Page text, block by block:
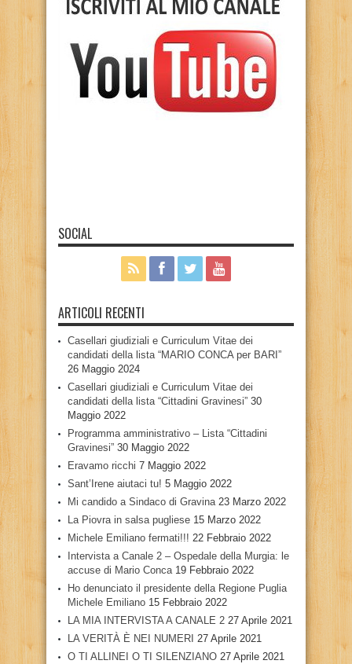
SOCIAL
ARTICOLI RECENTI
Casellari giudiziali e Curriculum Vitae dei
candidati della lista “MARIO CONCA per BARI”
26 Maggio 2024
Casellari giudiziali e Curriculum Vitae dei
candidati della lista “Cittadini Gravinesi” 30
Maggio 2022
Programma amministrativo – Lista “Cittadini
Gravinesi” 30 Maggio 2022
Eravamo ricchi 7 Maggio 2022
Sant’Irene aiutaci tu! 5 Maggio 2022
Mi candido a Sindaco di Gravina 23 Marzo 2022
La Piovra in salsa pugliese 15 Marzo 2022
Michele Emiliano fermati!!! 22 Febbraio 2022
Intervista a Canale 2 – Ospedale della Murgia: le
accuse di Mario Conca 19 Febbraio 2022
Ho denunciato il presidente della Regione Puglia
Michele Emiliano 15 Febbraio 2022
LA MIA INTERVISTA A CANALE 2 27 Aprile 2021
LA VERITÀ È NEI NUMERI 27 Aprile 2021
O TI ALLINEI O TI SILENZIANO 27 Aprile 2021